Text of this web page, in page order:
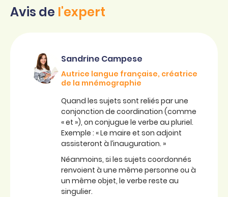
Avis de l'expert
Sandrine Campese
Autrice langue française, créatrice
de la mnémographie
Quand les sujets sont reliés par une
conjonction de coordination (comme
« et »), on conjugue le verbe au pluriel.
Exemple : « Le maire et son adjoint
assisteront à l’inauguration. »
Néanmoins, si les sujets coordonnés
renvoient à une même personne ou à
un même objet, le verbe reste au
singulier.